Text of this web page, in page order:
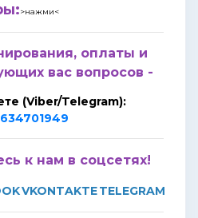
>нажми<
оплаты и
вас вопросов -
(Viber/Telegram):
к нам в соцсетях!
VKONTAKTETELEGRAM